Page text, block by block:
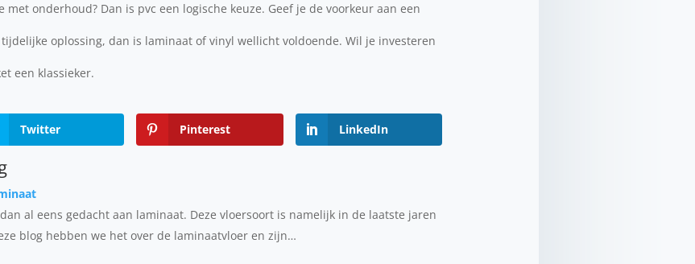
onderhoud? Dan is pvc een logische keuze. Geef je de voorkeur aan een
oplossing, dan is laminaat of vinyl wellicht voldoende. Wil je investeren
een klassieker.
Twitter Pinterest LinkedIn
al eens gedacht aan laminaat. Deze vloersoort is namelijk in de laatste jaren
blog hebben we het over de laminaatvloer en zijn…